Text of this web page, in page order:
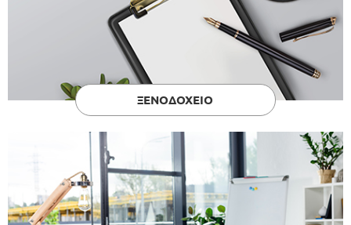
ΞΕΝΟΔΟΧΕΙΟ